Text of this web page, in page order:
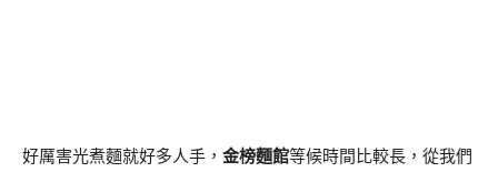
好厲害光煮麵就好多人手， 金榜麵館等候時間比較長，從我們